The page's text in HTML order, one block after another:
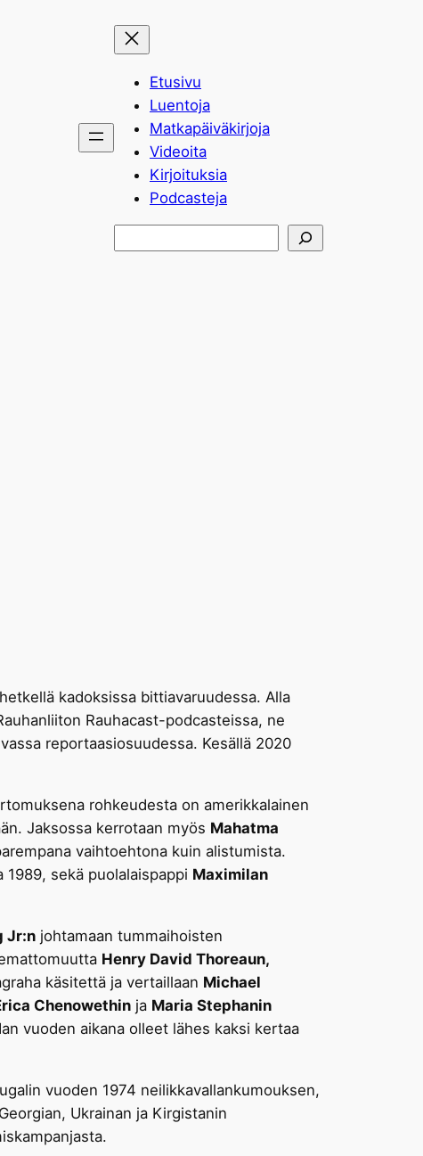
Etusivu
Luentoja
Matkapäiväkirjoja
Videoita
Kirjoituksia
Podcasteja
kadoksissa bittiavaruudessa. Alla
Rauhacast-podcasteissa, ne
reportaasiosuudessa. Kesällä 2020
rohkeudesta on amerikkalainen
Jaksossa kerrotaan myös Mahatma
vaihtoehtona kuin alistumista.
sekä puolalaispappi Maximilan
Jr:n johtamaan tummaihoisten
Henry David Thoreaun,
käsitettä ja vertaillaan Michael
Chenowethin ja Maria Stephanin
vuoden aikana olleet lähes kaksi kertaa
vuoden 1974 neilikkavallankumouksen,
Ukrainan ja Kirgistanin